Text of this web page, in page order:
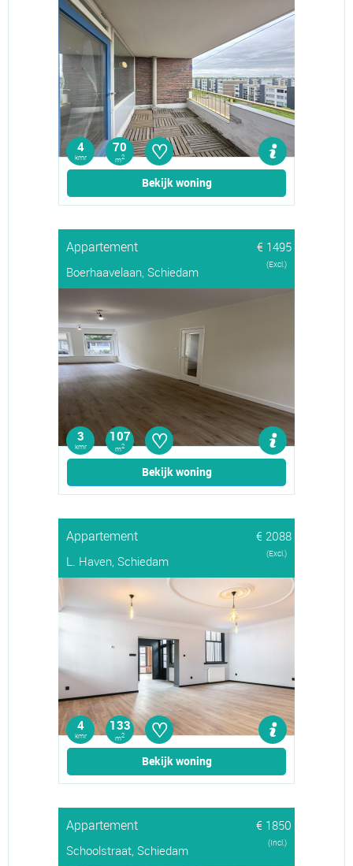
4
kmr
70
m2 ♡
Bekijk woning
Appartement
€ 1495
Boerhaavelaan, Schiedam
(Excl.)
3
kmr
107
m2 ♡
Bekijk woning
Appartement
€ 2088
L. Haven, Schiedam
(Excl.)
4
kmr
133
m2 ♡
Bekijk woning
Appartement
€ 1850
Schoolstraat, Schiedam
(Incl.)